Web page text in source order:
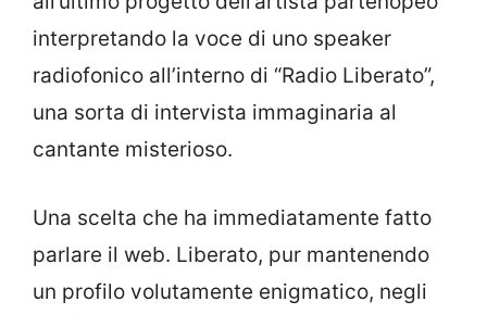
interpretando la voce di uno speaker
radiofonico all’interno di “Radio Liberato”,
una sorta di intervista immaginaria al
cantante misterioso.
Una scelta che ha immediatamente fatto
parlare il web. Liberato, pur mantenendo
un profilo volutamente enigmatico, negli